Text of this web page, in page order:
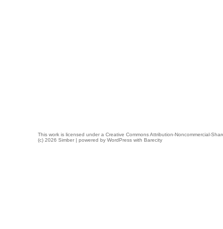
This work is licensed under a Creative Commons Attribution-Noncommercial-
(c) 2026 Simber | powered by WordPress with Barecity